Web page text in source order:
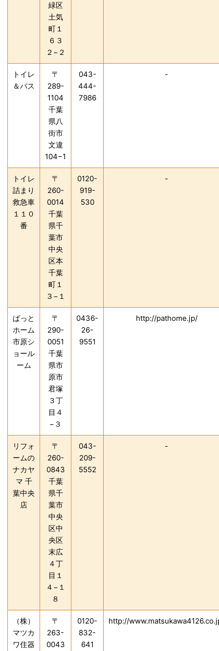
緑区
土気
町１
６３
２−２
トイレ
＆バス
〒
289-
1104
千葉
県八
街市
文違
104−1
043-
444-
7986
-
トイレ
詰まり
救急車
１１０
番
〒
260-
0014
千葉
県千
葉市
中央
区本
千葉
町１
３−１
0120-
919-
530
-
ぱっと
ホーム
市原シ
ョール
ーム
〒
290-
0051
千葉
県市
原市
君塚
３丁
目４
−３
0436-
26-
9551
http://pathome.jp/
リフォ
ームの
ナカヤ
マ 千
葉中央
店
〒
260-
0843
千葉
県千
葉市
中央
区中
央区
末広
４丁
目１
４−１
８
043-
209-
5552
-
（株）
マツカ
ワ住器
〒
263-
0043
0120-
832-
641
http://